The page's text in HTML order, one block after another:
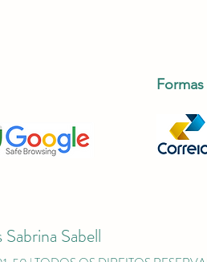
Sabell